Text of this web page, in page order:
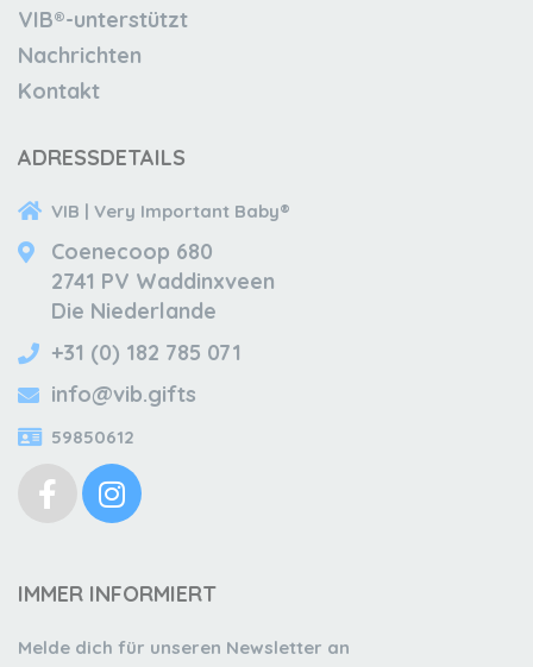
VIB®-unterstützt
Nachrichten
Kontakt
ADRESSDETAILS
VIB | Very Important Baby®
Coenecoop 680
2741 PV Waddinxveen
Die Niederlande
+31 (0) 182 785 071
info@vib.gifts
59850612
IMMER INFORMIERT
Melde dich für unseren Newsletter an